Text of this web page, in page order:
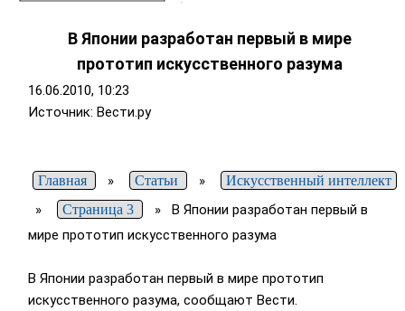
В Японии разработан первый в мире
прототип искусственного разума
16.06.2010, 10:23
Источник: Вести.ру
Главная » Статьи » Искусственный интеллект
» Страница 3 » В Японии разработан первый в
мире прототип искусственного разума
В Японии разработан первый в мире прототип
искусственного разума, сообщают Вести.